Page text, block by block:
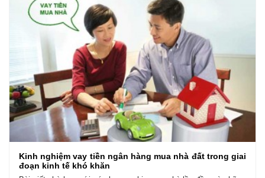
Kinh nghiệm vay tiền ngân hàng mua nhà đất trong giai
đoạn kinh tế khó khăn